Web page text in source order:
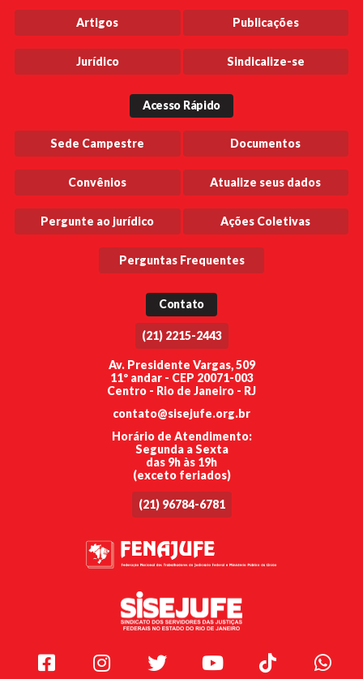
Artigos Publicações
Jurídico Sindicalize-se
Acesso Rápido
Sede Campestre Documentos
Convênios Atualize seus dados
Pergunte ao jurídico Ações Coletivas
Perguntas Frequentes
Contato
(21) 2215-2443
Av. Presidente Vargas, 509
11º andar - CEP 20071-003
Centro - Rio de Janeiro - RJ
contato@sisejufe.org.br
Horário de Atendimento:
Segunda a Sexta
das 9h às 19h
(exceto feriados)
(21) 96784-6781
Facebook Instagram Twitter Youtube TikTok